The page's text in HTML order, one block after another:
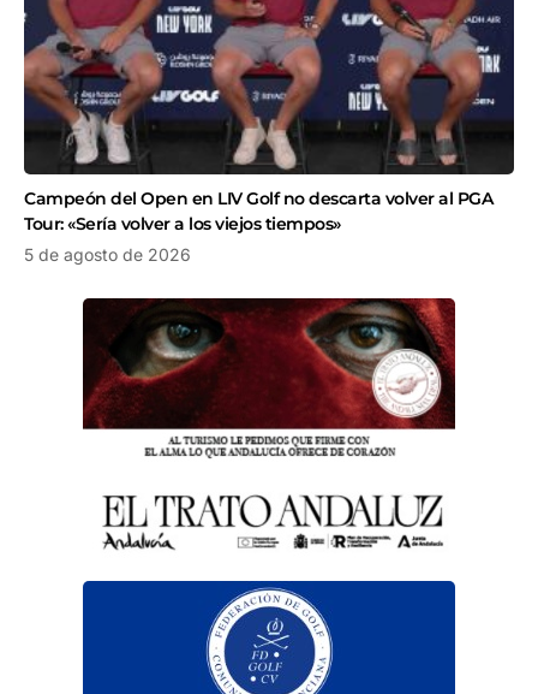
Campeón del Open en LIV Golf no descarta volver al PGA
Tour: «Sería volver a los viejos tiempos»
5 de agosto de 2026